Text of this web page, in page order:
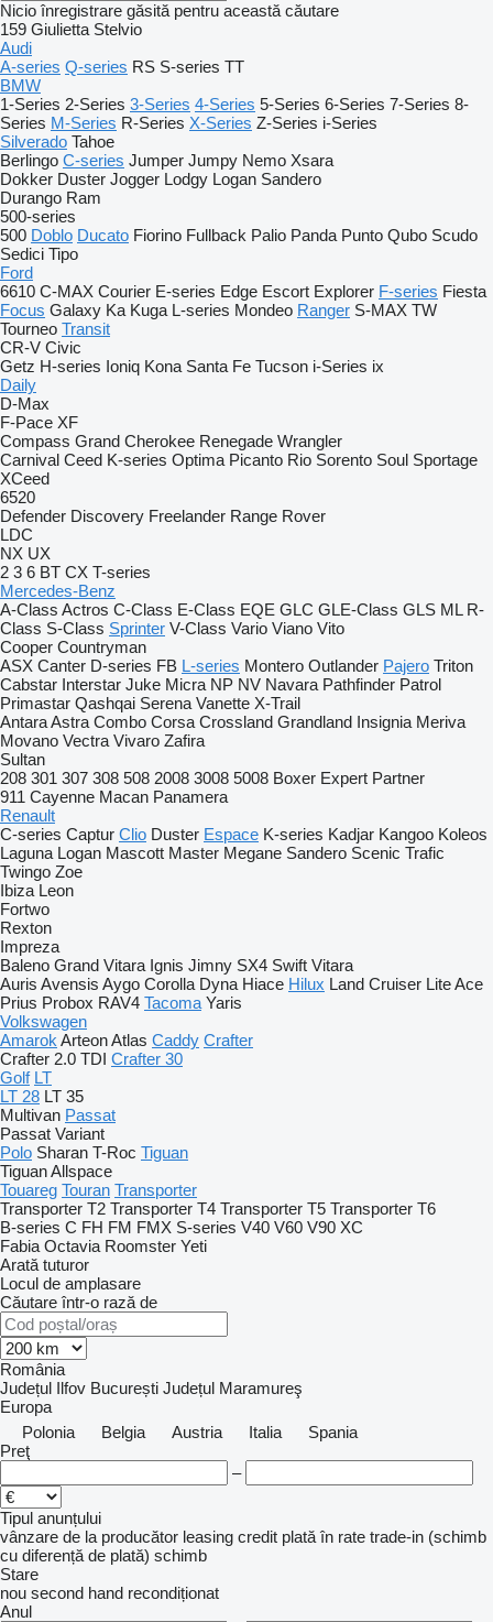
Nicio înregistrare găsită pentru această căutare
159 Giulietta Stelvio
Audi
A-series Q-series RS S-series TT
BMW
1-Series 2-Series 3-Series 4-Series 5-Series 6-Series 7-Series 8-
Series M-Series R-Series X-Series Z-Series i-Series
Silverado Tahoe
Berlingo C-series Jumper Jumpy Nemo Xsara
Dokker Duster Jogger Lodgy Logan Sandero
Durango Ram
500-series
500 Doblo Ducato Fiorino Fullback Palio Panda Punto Qubo Scudo
Sedici Tipo
Ford
6610 C-MAX Courier E-series Edge Escort Explorer F-series Fiesta
Focus Galaxy Ka Kuga L-series Mondeo Ranger S-MAX TW
Tourneo Transit
CR-V Civic
Getz H-series Ioniq Kona Santa Fe Tucson i-Series ix
Daily
D-Max
F-Pace XF
Compass Grand Cherokee Renegade Wrangler
Carnival Ceed K-series Optima Picanto Rio Sorento Soul Sportage
XCeed
6520
Defender Discovery Freelander Range Rover
LDC
NX UX
2 3 6 BT CX T-series
Mercedes-Benz
A-Class Actros C-Class E-Class EQE GLC GLE-Class GLS ML R-
Class S-Class Sprinter V-Class Vario Viano Vito
Cooper Countryman
ASX Canter D-series FB L-series Montero Outlander Pajero Triton
Cabstar Interstar Juke Micra NP NV Navara Pathfinder Patrol
Primastar Qashqai Serena Vanette X-Trail
AntaraAstra Combo Corsa Crossland Grandland Insignia Meriva
Movano Vectra Vivaro Zafira
Sultan
208 301 307 308 508 2008 3008 5008 Boxer Expert Partner
911 Cayenne Macan Panamera
Renault
C-series Captur Clio Duster Espace K-series Kadjar Kangoo Koleos
Laguna Logan Mascott Master Megane Sandero Scenic Trafic
Twingo Zoe
Ibiza Leon
Fortwo
Rexton
Impreza
Baleno Grand Vitara Ignis Jimny SX4 Swift Vitara
Auris Avensis Aygo Corolla Dyna Hiace Hilux Land Cruiser Lite Ace
Prius Probox RAV4 Tacoma Yaris
Volkswagen
Amarok ArteonAtlas Caddy Crafter
Crafter 2.0 TDI Crafter 30
Golf LT
LT 28 LT 35
Multivan Passat
Passat Variant
Polo Sharan T-Roc Tiguan
Tiguan Allspace
Touareg Touran Transporter
Transporter T2 Transporter T4 Transporter T5 Transporter T6
B-series C FH FM FMX S-series V40 V60 V90 XC
Fabia Octavia Roomster Yeti
Arată tuturor
Locul de amplasare
Căutare într-o rază de
România
Județul Ilfov București Județul Maramureş
Europa
Polonia
Belgia Austria Italia
Spania
Preţ
–
Tipul anunțului
vânzare de la producător leasing credit plată în rate trade-in (schimb
cu diferență de plată) schimb
Stare
nou second hand recondiționat
Anul